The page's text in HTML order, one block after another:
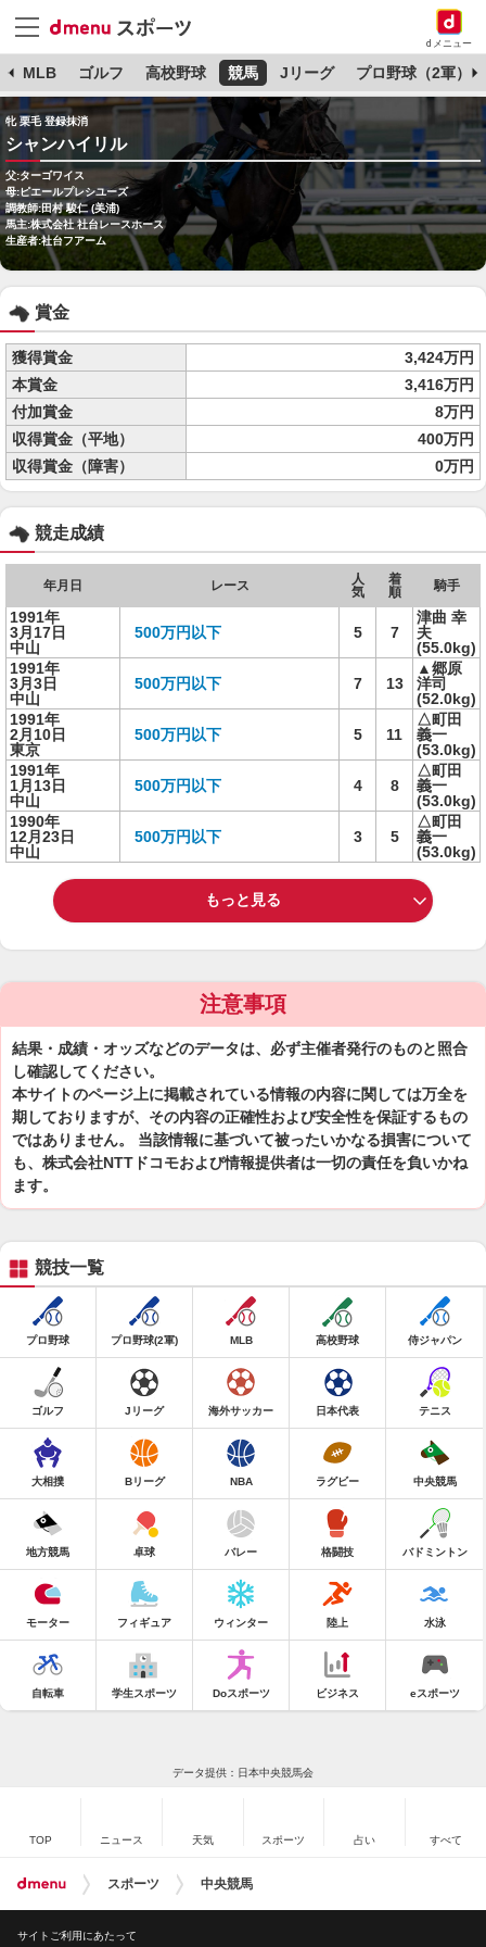
dメニュー
MLB ゴルフ 高校野球 競馬 Jリーグ プロ野球（2軍）
牝 栗毛 登録抹消
シャンハイリル
父:ターゴワイス
母:ピエールプレシユーズ
調教師:田村 駿仁 (美浦)
馬主:株式会社 社台レースホース
生産者:社台フアーム
賞金
獲得賞金
3,424万円
本賞金
3,416万円
付加賞金
8万円
収得賞金（平地）
400万円
収得賞金（障害）
0万円
競走成績
年月日 レース
人
気
着
順
騎手
1991年
3月17日
中山
500万円以下 5 7
津曲 幸
夫
(55.0kg)
1991年
3月3日
中山
500万円以下 7 13
▲郷原
洋司
(52.0kg)
1991年
2月10日
東京
500万円以下 5 11
△町田
義一
(53.0kg)
1991年
1月13日
中山
500万円以下 4 8
△町田
義一
(53.0kg)
1990年
12月23日
中山
500万円以下 3 5
△町田
義一
(53.0kg)
もっと見る
注意事項
結果・成績・オッズなどのデータは、必ず主催者発行のものと照合
し確認してください。
本サイトのページ上に掲載されている情報の内容に関しては万全を
期しておりますが、その内容の正確性および安全性を保証するもの
ではありません。 当該情報に基づいて被ったいかなる損害について
も、株式会社NTTドコモおよび情報提供者は一切の責任を負いかね
ます。
競技一覧
プロ野球 プロ野球(2軍) MLB 高校野球 侍ジャパン
ゴルフ Jリーグ 海外サッカー 日本代表 テニス
大相撲 Bリーグ NBA ラグビー 中央競馬
地方競馬 卓球 バレー 格闘技 バドミントン
モーター フィギュア ウィンター 陸上 水泳
自転車 学生スポーツ Doスポーツ ビジネス eスポーツ
データ提供：日本中央競馬会
TOP ニュース 天気 スポーツ 占い すべて
スポーツ 中央競馬
サイトご利用にあたって